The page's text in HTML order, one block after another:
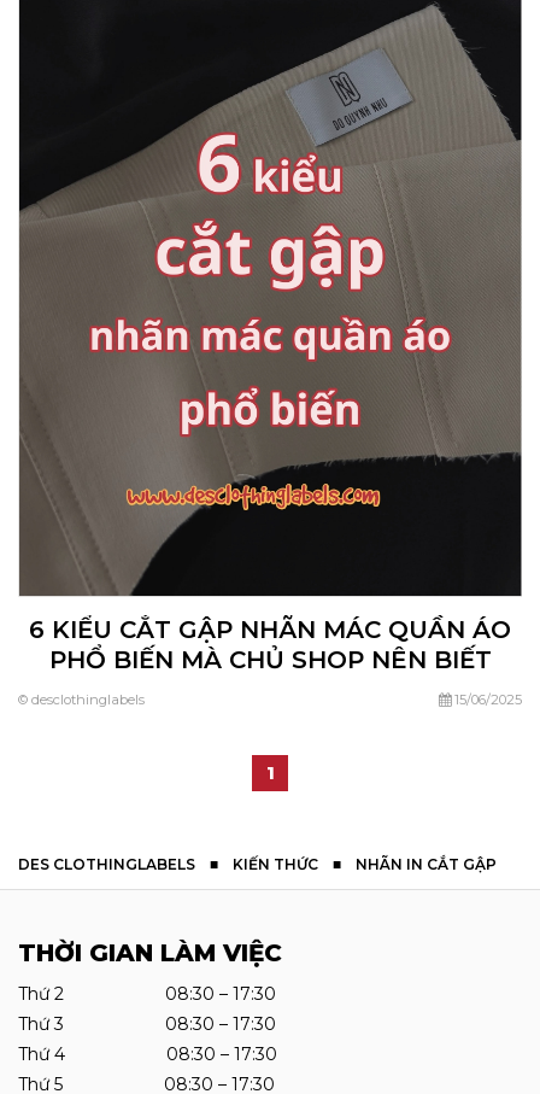
6 KIỂU CẮT GẬP NHÃN MÁC QUẦN ÁO
PHỔ BIẾN MÀ CHỦ SHOP NÊN BIẾT
© desclothinglabels 15/06/2025
1
DES CLOTHINGLABELS ■ KIẾN THỨC ■ NHÃN IN CẮT GẬP
THỜI GIAN LÀM VIỆC
Thứ 2 08:30 – 17:30
Thứ 3 08:30 – 17:30
Thứ 4 08:30 – 17:30
Thứ 5 08:30 – 17:30